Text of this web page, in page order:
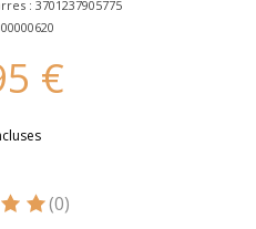
: 3701237905775
€
Ce produit est évalué à
(0)